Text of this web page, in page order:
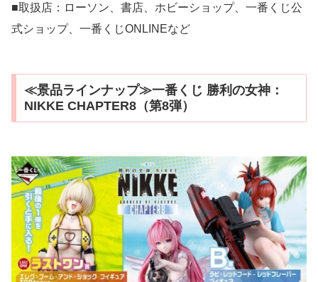
■取扱店：ローソン、書店、ホビーショップ、一番くじ公
式ショップ、一番くじONLINEなど
≪景品ラインナップ≫一番くじ 勝利の女神：
NIKKE CHAPTER8（第8弾）